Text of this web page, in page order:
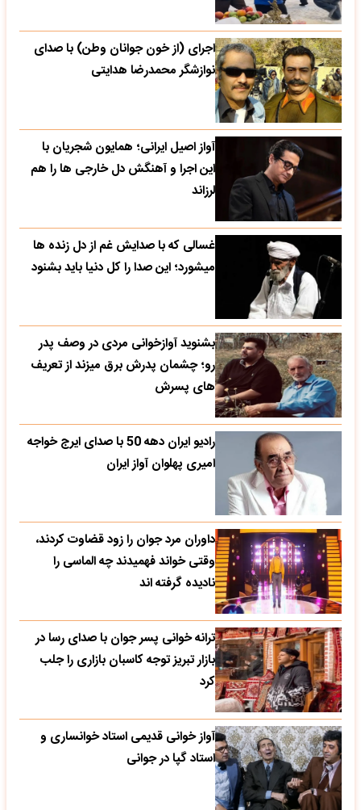
اجرای (از خون جوانان وطن) با صدای
نوازشگر محمدرضا هدایتی
آواز اصیل ایرانی؛ همایون شجریان با
این اجرا و آهنگش دل خارجی ها را هم
لرزاند
غسالی که با صدایش غم از دل زنده ها
میشورد؛ این صدا را کل دنیا باید بشنود
بشنوید آوازخوانی مردی در وصف پدر
رو؛ چشمان پدرش برق میزند از تعریف
های پسرش
رادیو ایران دهه 50 با صدای ایرج خواجه
امیری پهلوان آواز ایران
داوران مرد جوان را زود قضاوت کردند،
وقتی خواند فهمیدند چه الماسی را
نادیده گرفته اند
ترانه خوانی پسر جوان با صدای رسا در
بازار تبریز توجه کاسبان بازاری را جلب
کرد
آواز خوانی قدیمی استاد خوانساری و
استاد گپا در جوانی